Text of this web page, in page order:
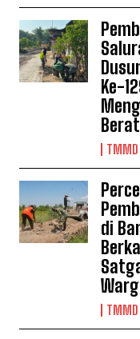
Ke-
Berat
TMMD
di
TMMD